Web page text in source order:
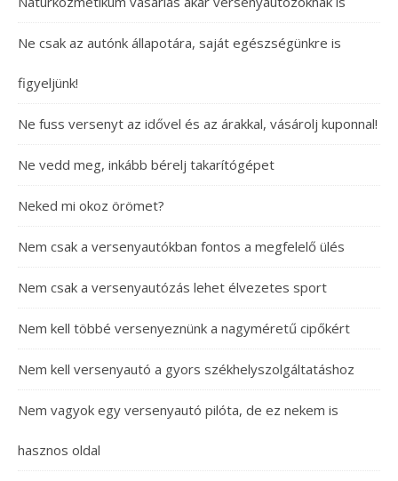
Ne csak az autónk állapotára, saját egészségünkre is
figyeljünk!
Ne fuss versenyt az idővel és az árakkal, vásárolj kuponnal!
Ne vedd meg, inkább bérelj takarítógépet
Neked mi okoz örömet?
Nem csak a versenyautókban fontos a megfelelő ülés
Nem csak a versenyautózás lehet élvezetes sport
Nem kell többé versenyeznünk a nagyméretű cipőkért
Nem kell versenyautó a gyors székhelyszolgáltatáshoz
Nem vagyok egy versenyautó pilóta, de ez nekem is
hasznos oldal